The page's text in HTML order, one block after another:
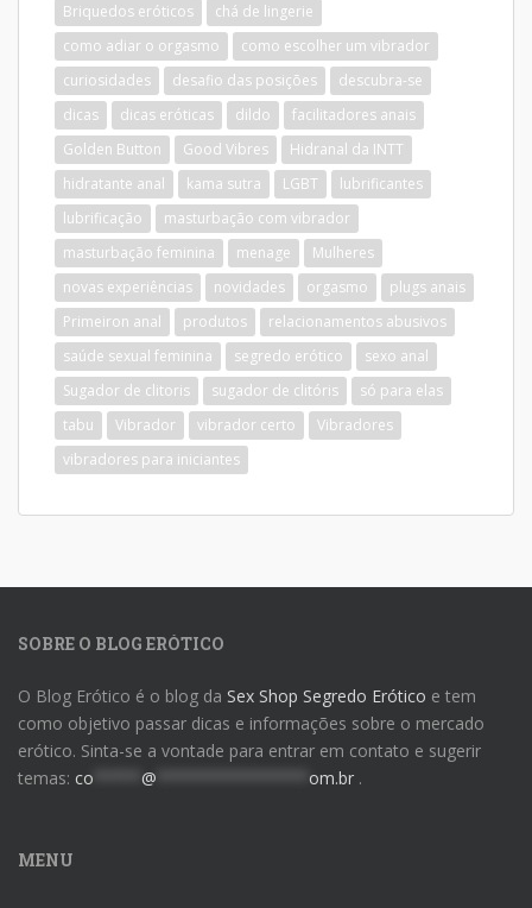
Briquedos eróticos
chá de lingerie
como adiar o orgasmo
como escolher um vibrador
curiosidades
desafio das posições
descubra-se
dicas
dicas eróticas dildo
facilitadores anais
Golden Button
Good Vibres
Hidranal da INTT
hidratante anal
kama sutra LGBT
lubrificantes
lubrificação
masturbação com vibrador
masturbação feminina
menage
Mulheres
novas experiências
novidades orgasmo
plugs anais
Primeiron anal
produtos
relacionamentos abusivos
saúde sexual feminina
segredo erótico
sexo anal
Sugador de clitoris
sugador de clitóris
só para elas
tabu
Vibrador vibrador certo
Vibradores
vibradores para iniciantes
SOBRE O BLOG ERÓTICO
O Blog Erótico é o blog da Sex Shop Segredo Erótico e tem
como objetivo passar dicas e informações sobre o mercado
erótico. Sinta-se a vontade para entrar em contato e sugerir
temas: co @ om.br .
MENU